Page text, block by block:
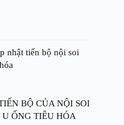
nhật tiến bộ nội soi
BỘ CỦA NỘI SOI
ỐNG TIÊU HÓA